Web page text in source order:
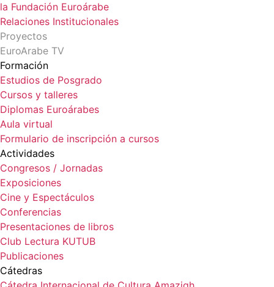
la Fundación Euroárabe
Relaciones Institucionales
Proyectos
EuroArabe TV
Formación
Estudios de Posgrado
Cursos y talleres
Diplomas Euroárabes
Aula virtual
Formulario de inscripción a cursos
Actividades
Congresos / Jornadas
Exposiciones
Cine y Espectáculos
Conferencias
Presentaciones de libros
Club Lectura KUTUB
Publicaciones
Cátedras